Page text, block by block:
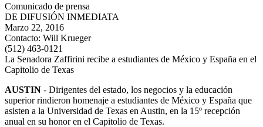
Comunicado de prensa
DE DIFUSIÓN INMEDIATA
Marzo 22, 2016
Contacto: Will Krueger
(512) 463-0121
La Senadora Zaffirini recibe a estudiantes de México y España en el
Capitolio de Texas
AUSTIN - Dirigentes del estado, los negocios y la educación
superior rindieron homenaje a estudiantes de México y España que
asisten a la Universidad de Texas en Austin, en la 15º recepción
anual en su honor en el Capitolio de Texas.